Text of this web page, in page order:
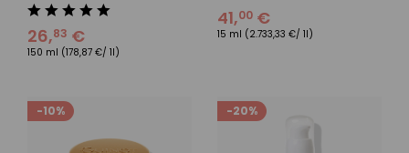
26,83 €
150 ml (178,87 €/ 1l)
41,00 €
15 ml (2.733,33 €/ 1l)
-10% -20%